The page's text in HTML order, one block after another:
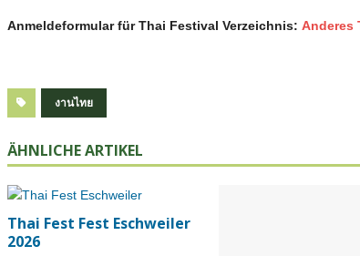
Anmeldeformular für Thai Festival Verzeichnis: Anderes
งานไทย
ÄHNLICHE ARTIKEL
Thai Fest Fest Eschweiler
2026